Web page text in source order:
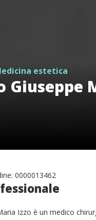
estetica
Giuseppe
0000013462
Izzo è un medico